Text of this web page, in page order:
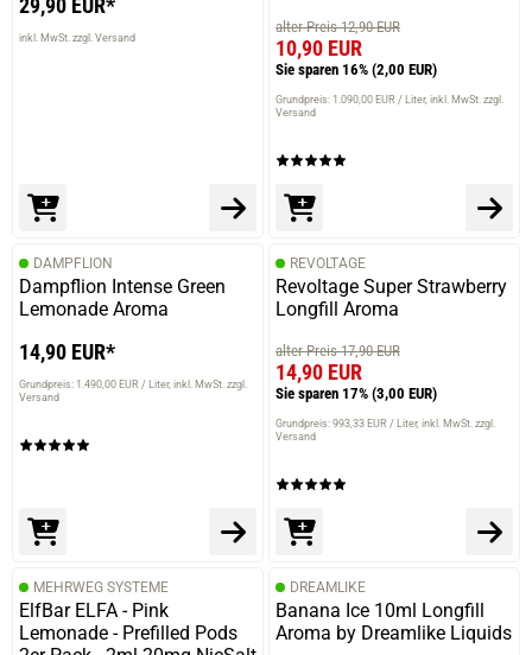
29,90 EUR*
inkl. MwSt. zzgl. Versand
alter Preis 12,90 EUR
10,90 EUR
Sie sparen 16% (2,00 EUR)
Grundpreis: 1.090,00 EUR / Liter inkl. MwSt. zzgl.
Versand
DAMPFLION
Dampflion Intense Green
Lemonade Aroma
14,90 EUR*
Grundpreis: 1.490,00 EUR / Liter inkl. MwSt. zzgl.
Versand
REVOLTAGE
Revoltage Super Strawberry
Longfill Aroma
alter Preis 17,90 EUR
14,90 EUR
Sie sparen 17% (3,00 EUR)
Grundpreis: 993,33 EUR / Liter inkl. MwSt. zzgl.
Versand
MEHRWEG SYSTEME
ElfBar ELFA - Pink
Lemonade - Prefilled Pods
DREAMLIKE
Banana Ice 10ml Longfill
Aroma by Dreamlike Liquids